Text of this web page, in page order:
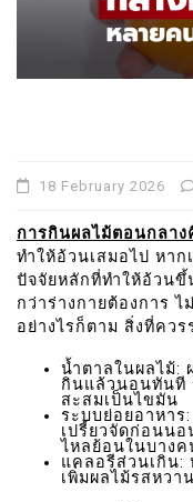
18 February 2026
การกินผลไม้ตอนกลาง
ทำให้อ้วนเสมอไป หา
ปัจจัยหลักที่ทำให้อ้วน
กว่าร่างกายต้องการ ไ
อย่างไรก็ตาม สิ่งที่ควร
น้ำตาลในผลไม้:
กินแล้วนอนทันที
สะสมเป็นไขมัน
ระบบย่อยอาหาร
เปรี้ยวจัดก่อนนอ
ไหลย้อนในบางค
แคลอรีส่วนเกิน:
เพิ่มผลไม้รสหว